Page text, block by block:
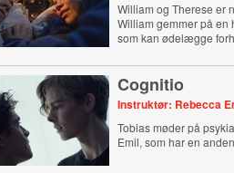
William og Therese er
William gemmer på en
som kan ødelægge
Cognitio
Instruktør: Rebecca
Tobias møder på
Emil, som har en